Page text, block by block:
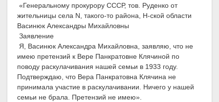
«Генеральному прокурору СССР, тов. Руденко от
жительницы села N, такого-то района, Н-ской области
Васинюк Александры Михайловны
Заявление
Я, Васинюк Александра Михайловна, заявляю, что не
имею претензий к Вере Панкратовне Клячиной по
поводу раскулачивания нашей семьи в 1933 году.
Подтверждаю, что Вера Панкратовна Клячина не
принимала участие в раскулачивании. Ничего у нашей
семьи не брала. Претензий не имею».